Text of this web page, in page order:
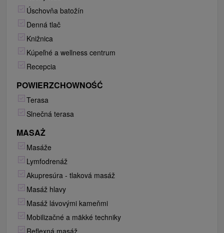
Úschovňa batožín
Denná tlač
Knižnica
Kúpeľné a wellness centrum
Recepcia
POWIERZCHOWNOŚĆ
Terasa
Slnečná terasa
MASAŻ
Masáže
Lymfodrenáž
Akupresúra - tlaková masáž
Masáž hlavy
Masáž lávovými kameňmi
Mobilizačné a mäkké techniky
Reflexná masáž